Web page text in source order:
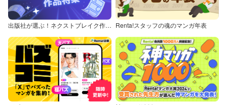
出版社が選ぶ！ネクストブレイク作品特集 Renta!スタッフの魂のマンガ年表